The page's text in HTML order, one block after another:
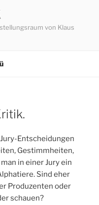
von Klaus
Entscheidungen
Gestimmheiten,
in einer Jury ein
Sind eher
Produzenten oder
schauen?